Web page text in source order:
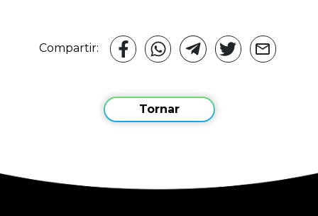
Compartir:
Tornar